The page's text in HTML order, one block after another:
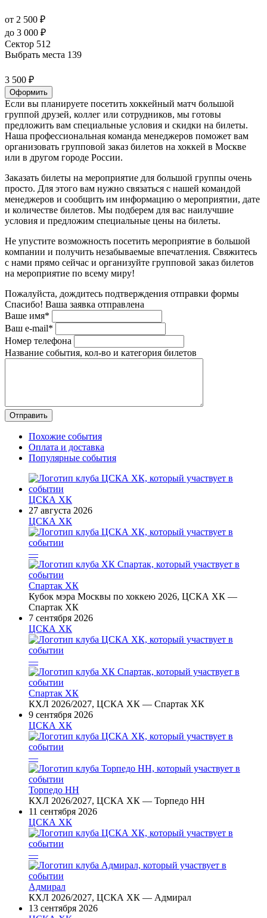
от 2 500 ₽
до 3 000 ₽
Сектор 512
Выбрать места 139
3 500 ₽
Оформить
Если вы планируете посетить хоккейный матч большой
группой друзей, коллег или сотрудников, мы готовы
предложить вам специальные условия и скидки на билеты.
Наша профессиональная команда менеджеров поможет вам
организовать групповой заказ билетов на хоккей в Москве
или в другом городе России.
Заказать билеты на мероприятие для большой группы очень
просто. Для этого вам нужно связаться с нашей командой
менеджеров и сообщить им информацию о мероприятии, дате
и количестве билетов. Мы подберем для вас наилучшие
условия и предложим специальные цены на билеты.
Не упустите возможность посетить мероприятие в большой
компании и получить незабываемые впечатления. Свяжитесь
с нами прямо сейчас и организуйте групповой заказ билетов
на мероприятие по всему миру!
Пожалуйста, дождитесь подтверждения отправки формы
Спасибо! Ваша заявка отправлена
Ваше имя*
Ваш e-mail*
Номер телефона
Название события, кол-во и категория билетов
Похожие события
Оплата и доставка
Популярные события
ЦСКА ХК
27 августа 2026
ЦСКА ХК
—
Спартак ХК
Кубок мэра Москвы по хоккею 2026, ЦСКА ХК —
Спартак ХК
7 сентября 2026
ЦСКА ХК
—
Спартак ХК
КХЛ 2026/2027, ЦСКА ХК — Спартак ХК
9 сентября 2026
ЦСКА ХК
—
Торпедо НН
КХЛ 2026/2027, ЦСКА ХК — Торпедо НН
11 сентября 2026
ЦСКА ХК
—
Адмирал
КХЛ 2026/2027, ЦСКА ХК — Адмирал
13 сентября 2026